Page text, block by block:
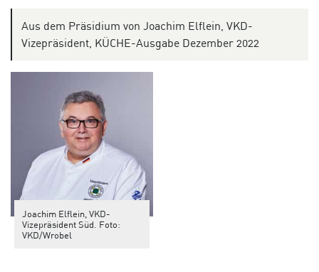
Aus dem Präsidium von Joachim Elflein, VKD-
Vizepräsident, KÜCHE-Ausgabe Dezember 2022
Joachim Elflein, VKD-
Vizepräsident Süd. Foto:
VKD/Wrobel